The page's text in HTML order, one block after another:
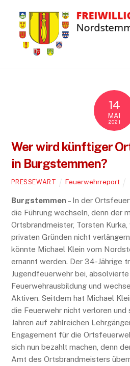
14
MAI
2021
Wer wird künftiger
in Burgstemmen?
PRESSEWART Feuerwehrreport
Burgstemmen – In der
die Führung wechseln, denn der
Ortsbrandmeister, Torsten
privaten Gründen nicht
könnte Michael Klein vom
ernannt werden. Der 34-Jährige
Jugendfeuerwehr bei,
Feuerwehrausbildung und
Aktiven. Seitdem hat Michael
die Feuerwehr nicht verloren und
Jahren auf zahlreichen
Engagement für die
sich nun bezahlt machen, denn
Amt des Ortsbrandmeisters